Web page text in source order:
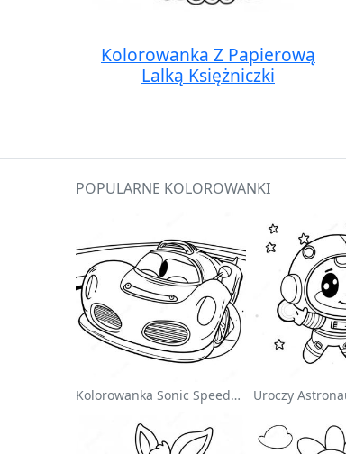
Kolorowanka Z Papierową
Lalką Księżniczki
POPULARNE KOLOROWANKI
Kolorowanka Sonic Speedster